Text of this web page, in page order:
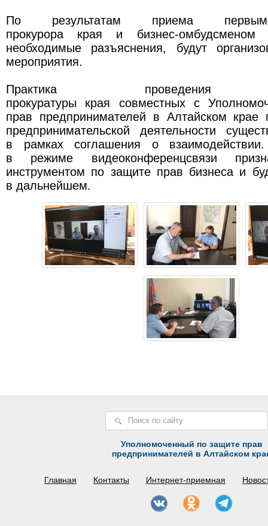
По результатам приема первым
прокурора края и бизнес-омбудсменом
необходимые разъяснения, будут
мероприятия.
Практика проведения
прокуратуры края совместных с
прав предпринимателей в Алтайском крае
предпринимательской деятельности
в рамках соглашения о
в режиме видеоконференцсвязи
инструментом по защите прав бизнеса и
в дальнейшем.
Уполномоченный по защите прав
предпринимателей в Алтайском
Главная Контакты Интернет-приемная